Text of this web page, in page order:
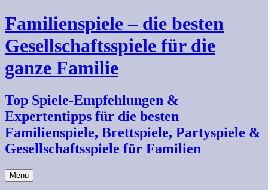
Zum
Inhalt
springen
Familienspiele – die besten
Gesellschaftsspiele für die
ganze Familie
Top Spiele-Empfehlungen &
Expertentipps für die besten
Familienspiele, Brettspiele, Partyspiele &
Gesellschaftsspiele für Familien
Menü